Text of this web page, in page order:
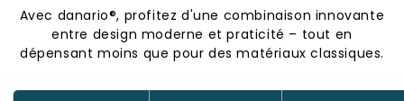
Avec danario®, profitez d'une combinaison innovante
entre design moderne et praticité – tout en
dépensant moins que pour des matériaux classiques.